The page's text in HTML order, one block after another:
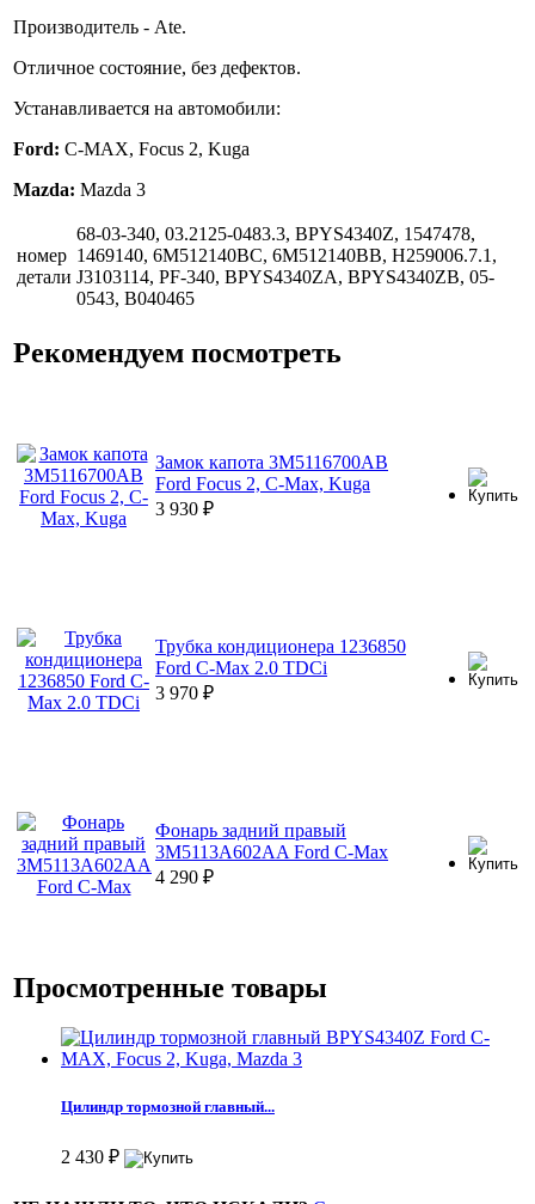
Производитель - Ate.
Отличное состояние, без дефектов.
Устанавливается на автомобили:
Ford: C-MAX, Focus 2, Kuga
Mazda: Mazda 3
номер
детали
68-03-340, 03.2125-0483.3, BPYS4340Z, 1547478,
1469140, 6M512140BC, 6M512140BB, H259006.7.1,
J3103114, PF-340, BPYS4340ZA, BPYS4340ZB, 05-
0543, B040465
Рекомендуем посмотреть
Замок капота 3M5116700AB
Ford Focus 2, C-Max, Kuga
3 930 ₽
Трубка кондиционера 1236850
Ford C-Max 2.0 TDCi
3 970 ₽
Фонарь задний правый
3M5113A602AA Ford C-Max
4 290 ₽
Просмотренные товары
Цилиндр тормозной главный...
2 430 ₽